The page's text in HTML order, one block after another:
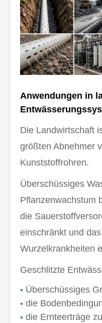
Anwendungen in
Die Landwirtschaft
größten Abnehmer
Kunststoffrohren.
Überschüssiges
Pflanzenwachstum
die
einschränkt und
Wurzelkrankheiten
Geschlitzte
Überschüssiges
die
die Ernteerträge